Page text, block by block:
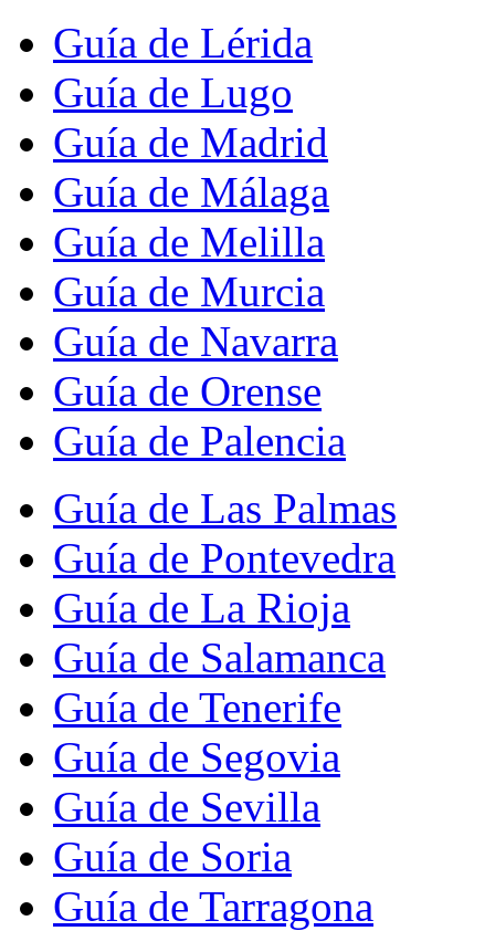
Guía de Lérida
Guía de Lugo
Guía de Madrid
Guía de Málaga
Guía de Melilla
Guía de Murcia
Guía de Navarra
Guía de Orense
Guía de Palencia
Guía de Las Palmas
Guía de Pontevedra
Guía de La Rioja
Guía de Salamanca
Guía de Tenerife
Guía de Segovia
Guía de Sevilla
Guía de Soria
Guía de Tarragona